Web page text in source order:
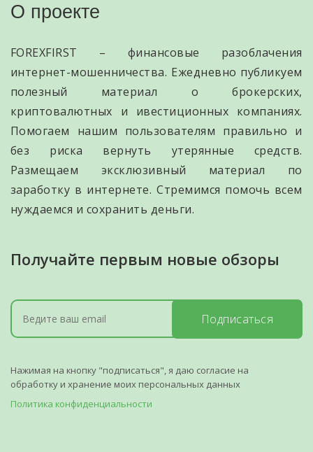
О проекте
FOREXFIRST – финансовые разоблачения
интернет-мошенничества. Ежедневно публикуем
полезный материал о брокерских,
криптовалютных и ивестиционных компаниях.
Помогаем нашим пользователям правильно и
без риска вернуть утерянные средств.
Размещаем эксклюзивный материал по
заработку в интернете. Стремимся помочь всем
нуждаемся и сохранить деньги.
Получайте первым новые обзоры
Подписаться
Нажимая на кнопку "подписаться", я даю согласие на
обработку и хранение моих персональных данных
Политика конфиденциальности